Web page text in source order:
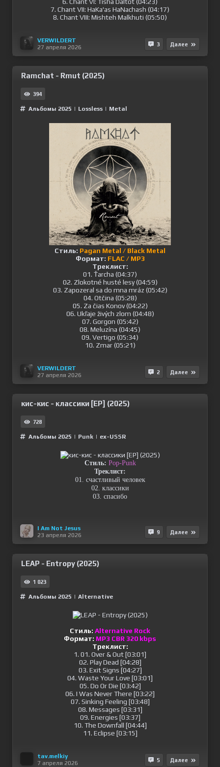
7. Chant VII: HaKa'as HaNachash (04:17)
8. Chant VIII: Mishteh Malkhuti (05:50)
VERWILDERT
27 апреля 2026
3 Далее
Ramchat - Rmut (2025)
394
Альбомы 2025 | Lossless | Metal
Стиль: Pagan Metal / Black Metal
Формат: FLAC / MP3
Треклист:
01. Ťarcha (04:37)
02. Zlokotné husté lesy (04:59)
03. Zapozeral sa do mna mráz (05:42)
04. Otčina (05:28)
05. Za čias Konov (04:22)
06. Ukľaje živých zlom (04:48)
07. Gorgon (05:42)
08. Meluzína (04:45)
09. Vertigo (05:34)
10. Zmar (05:21)
VERWILDERT
27 апреля 2026
2 Далее
кис-кис - классики [EP] (2025)
728
Альбомы 2025 | Punk | ex-USSR
Стиль: Pop-Punk
Треклист:
01. счастливый человек
02. классики
03. спасибо
I Am Not Jesus
23 апреля 2026
9 Далее
LEAP - Entropy (2025)
1 023
Альбомы 2025 | Alternative
Стиль: Alternative Rock
Формат: MP3 CBR 320 kbps
Треклист:
1. 01. Over & Out [03:01]
02. Play Dead [04:28]
03. Exit Signs [04:27]
04. Waste Your Love [03:01]
05. Do Or Die [03:42]
06. I Was Never There [03:22]
07. Sinking Feeling [03:48]
08. Messages [03:31]
09. Energies [03:37]
10. The Downfall [04:44]
11. Eclipse [03:15]
tav.melkiy
7 апреля 2026
5 Далее